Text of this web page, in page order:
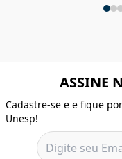
ASSINE
Cadastre-se e e fique
Unesp!